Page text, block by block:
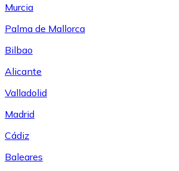
Murcia
Palma de Mallorca
Bilbao
Alicante
Valladolid
Madrid
Cádiz
Baleares